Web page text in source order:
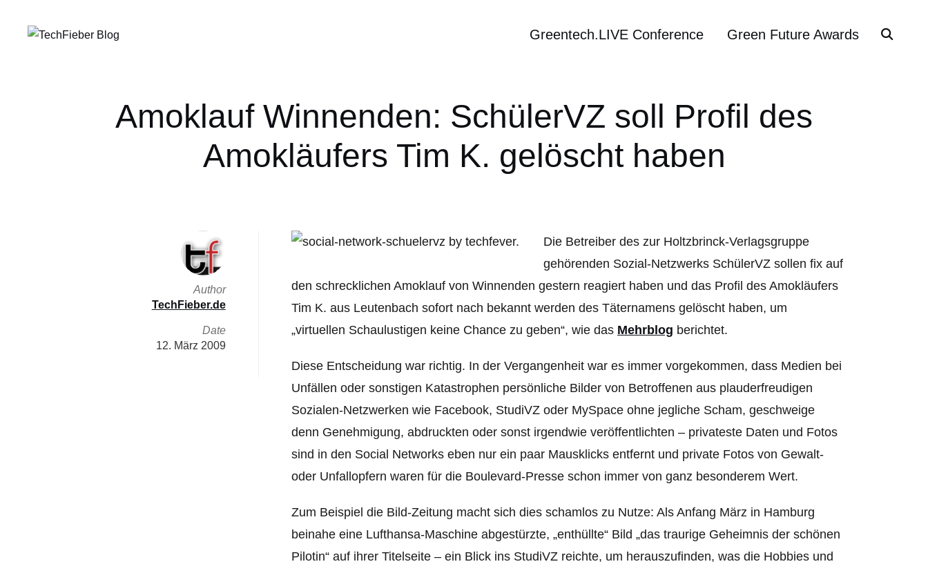
Greentech.LIVE Conference Green Future Awards
Amoklauf Winnenden: SchülerVZ soll Profil des
Amokläufers Tim K. gelöscht haben
Die Betreiber des zur Holtzbrinck-Verlagsgruppe
gehörenden Sozial-Netzwerks SchülerVZ sollen fix auf
den schrecklichen Amoklauf von Winnenden gestern reagiert haben und das Profil des Amokläufers
Tim K. aus Leutenbach sofort nach bekannt werden des Täternamens gelöscht haben, um
„virtuellen Schaulustigen keine Chance zu geben“, wie das Mehrblog berichtet.
Diese Entscheidung war richtig. In der Vergangenheit war es immer vorgekommen, dass Medien bei
Unfällen oder sonstigen Katastrophen persönliche Bilder von Betroffenen aus plauderfreudigen
Sozialen-Netzwerken wie Facebook, StudiVZ oder MySpace ohne jegliche Scham, geschweige
denn Genehmigung, abdruckten oder sonst irgendwie veröffentlichten – privateste Daten und Fotos
sind in den Social Networks eben nur ein paar Mausklicks entfernt und private Fotos von Gewalt-
oder Unfallopfern waren für die Boulevard-Presse schon immer von ganz besonderem Wert.
Zum Beispiel die Bild-Zeitung macht sich dies schamlos zu Nutze: Als Anfang März in Hamburg
beinahe eine Lufthansa-Maschine abgestürzte, „enthüllte“ Bild „das traurige Geheimnis der schönen
Pilotin“ auf ihrer Titelseite – ein Blick ins StudiVZ reichte, um herauszufinden, was die Hobbies und
Author
TechFieber.de
Date
12. März 2009